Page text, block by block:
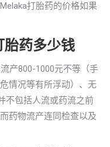
打胎药的价格如果
药多少钱
产800-1000元不等（手
情况等有所浮动）、无
不包括人流或药流之前
药物流产连同检查以及